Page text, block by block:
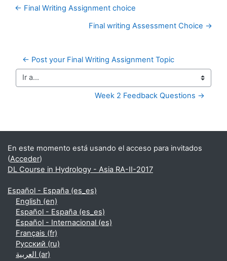
← Final Writing Assignment choice
Final writing Assessment Choice →
← Post your Final Writing Assignment Topic
Ir a...
Week 2 Feedback Questions →
Bloques suplementarios
En este momento está usando el acceso para invitados
(Acceder)
DL Course in Hydrology - Asia RA-II-2017
Español - España ‎(es_es)‎
English ‎(en)‎
Español - España ‎(es_es)‎
Español - Internacional ‎(es)‎
Français ‎(fr)‎
Русский ‎(ru)‎
العربية ‎(ar)‎